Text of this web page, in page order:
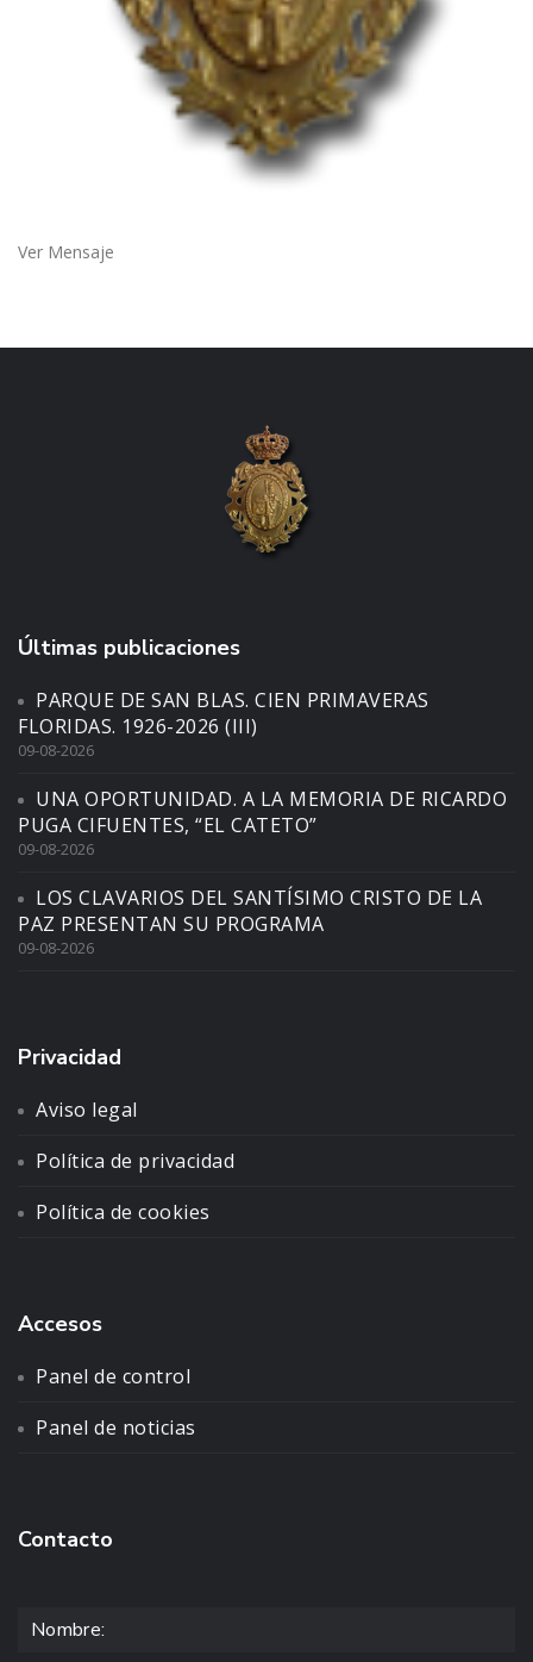
Ver Mensaje
Últimas publicaciones
PARQUE DE SAN BLAS. CIEN PRIMAVERAS
FLORIDAS. 1926-2026 (III)
09-08-2026
UNA OPORTUNIDAD. A LA MEMORIA DE RICARDO
PUGA CIFUENTES, “EL CATETO”
09-08-2026
LOS CLAVARIOS DEL SANTÍSIMO CRISTO DE LA
PAZ PRESENTAN SU PROGRAMA
09-08-2026
Privacidad
Aviso legal
Política de privacidad
Política de cookies
Accesos
Panel de control
Panel de noticias
Contacto